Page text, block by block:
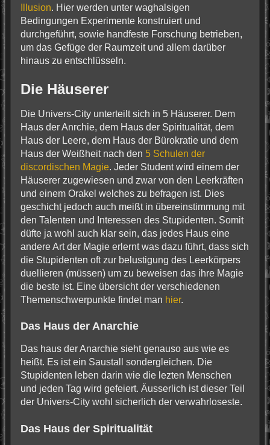
Illusion. Hier werden unter waghalsigen
Bedingungen Experimente konstruiert und
durchgeführt, sowie handfeste Forschung betrieben,
um das Gefüge der Raumzeit und allem darüber
hinaus zu entschlüsseln.
Die Häuserer
Die Univers-City unterteilt sich in 5 Häuserer. Dem
Haus der Anrchie, dem Haus der Spiritualität, dem
Haus der Leere, dem Haus der Bürokratie und dem
Haus der Weißheit nach den 5 Schulen der
discordischen Magie. Jeder Student wird einem der
Häuserer zugewiesen und zwar von den Leerkräften
und einem Orakel welches zu befragen ist. Dies
geschicht jedoch auch meißt in übereinstimmung mit
den Talenten und Interessen des Stupidenten. Somit
düfte ja wohl auch klar sein, das jedes Haus eine
andere Art der Magie erlernt was dazu führt, dass sich
die Stupidenten oft zur belustigung des Leerkörpers
duellieren (müssen) um zu beweisen das ihre Magie
die beste ist. Eine übersicht der verschiedenen
Themenschwerpunkte findet man hier.
Das Haus der Anarchie
Das haus der Anarchie sieht genauso aus wie es
heißt. Es ist ein Saustall sondergleichen. Die
Stupidenten leben darin wie die lezten Menschen
und jeden Tag wird gefeiert. Äusserlich ist dieser Teil
der Univers-City wohl sicherlich der verwahrloseste.
Das Haus der Spiritualität